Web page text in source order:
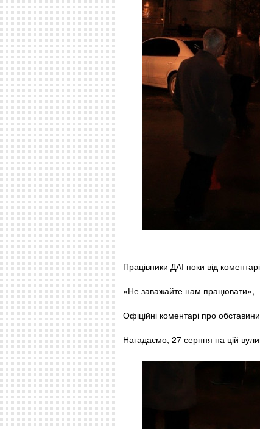
Працівники ДАІ поки від
«Не заважайте нам працювати», -
Офіційні коментарі про
Нагадаємо, 27 серпня на цій